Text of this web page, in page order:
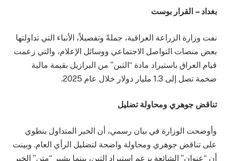
بغداد – القرار بوست
نفت وزارة الزراعة العراقية، جملةً وتفصيلاً، الأنباء التي تداولتها
بعض منصات التواصل الاجتماعي ووسائل الإعلام، والتي زعمت
قيام العراق باستيراد مادة “التبن” من البرازيل بقيمة مالية
ضخمة تصل إلى 1.3 مليار دولار خلال عام 2025.
تناقض جوهري ومحاولة تضليل
وأوضحت الوزارة في بيان رسمي، أن الخبر المتداول ينطوي
على تناقض جوهري ومحاولة واضحة لتضليل الرأي العام. وبينت
أن “عنوان” الشائعة يزعم استيراد التبن، بينما يشير “متن” الخبر